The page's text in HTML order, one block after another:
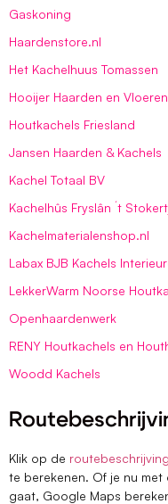
Gaskoning
Haardenstore.nl
Het Kachelhuus Tomassen
Hooijer Haarden en Vloeren
Houtkachels Friesland
Jansen Haarden & Kachels
Kachel Totaal BV
Kachelhûs Fryslân ´t
Kachelmaterialenshop.nl
Labax BJB Kachels
LekkerWarm Noorse
Openhaardenwerk
RENY Houtkachels en
Woodd Kachels
Klik op de routebeschrijving
te berekenen. Of je nu
gaat, Google Maps